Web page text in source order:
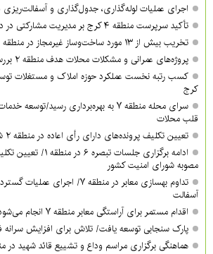
اجرای عملیات لوله‌گذاری، جدول‌گذاری و آسفالت‌ریزی
تأکید سرپرست منطقه ۴ کرج بر مدیریت مشارکتی در دیدار با امام جمعه مهرشهر
تخریب بیش از ۱۳ مورد ساخت‌وساز غیرمجاز در منطقه ۴ کرج
پروژه‌های عمرانی و مشکلات محلات هدف منطقه ۲ بررسی شد
کرج
سرای محله منطقه ۷ به بهره‌برداری رسید/
قلب محلات
تعیین تکلیف پرونده‌های دارای رأی اعاده در منطقه ۲ شتاب گرفت
ادامه برگزاری جلسات
مصوبه شورای امنیت کشور
تداوم بهسازی معابر در منطقه ۷/
آسفالت
اقدام مستمر برای آراستگی معابر منطقه ۷ انجام می‌شود
پارک سنجابی توسعه یافت/ تلاش برای افزایش سرانه
هماهنگی برگزاری مراسم وداع و تشییع قائد شهید در منطقه